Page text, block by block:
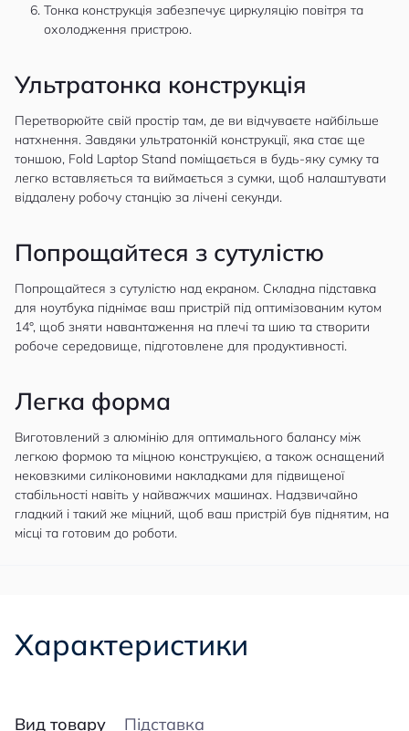
Тонка конструкція забезпечує циркуляцію повітря та
охолодження пристрою.
Ультратонка конструкція
Перетворюйте свій простір там, де ви відчуваєте найбільше
натхнення. Завдяки ультратонкій конструкції, яка стає ще
тоншою, Fold Laptop Stand поміщається в будь-яку сумку та
легко вставляється та виймається з сумки, щоб налаштувати
віддалену робочу станцію за лічені секунди.
Попрощайтеся з сутулістю
Попрощайтеся з сутулістю над екраном. Складна підставка
для ноутбука піднімає ваш пристрій під оптимізованим кутом
14°, щоб зняти навантаження на плечі та шию та створити
робоче середовище, підготовлене для продуктивності.
Легка форма
Виготовлений з алюмінію для оптимального балансу між
легкою формою та міцною конструкцією, а також оснащений
нековзкими силіконовими накладками для підвищеної
стабільності навіть у найважчих машинах. Надзвичайно
гладкий і такий же міцний, щоб ваш пристрій був піднятим, на
місці та готовим до роботи.
Характеристики
Вид товару Підставка